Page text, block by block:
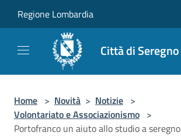
Regione Lombardia
Città di Seregno
Home > Novità > Notizie >
Volontariato e Associazionismo >
Portofranco un aiuto allo studio a seregno